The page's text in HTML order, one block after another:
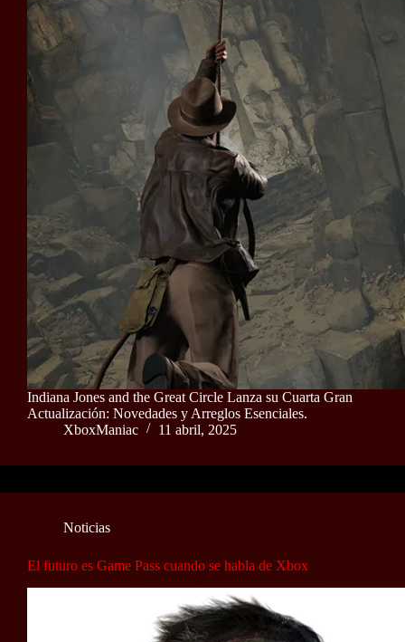
Indiana Jones and the Great Circle Lanza su Cuarta Gran
Actualización: Novedades y Arreglos Esenciales.
XboxManiac
11 abril, 2025
Noticias
El futuro es Game Pass cuando se habla de Xbox